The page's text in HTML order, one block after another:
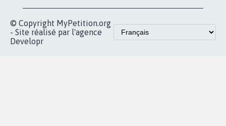
© Copyright MyPetition.org
- Site réalisé par l'agence
Developr